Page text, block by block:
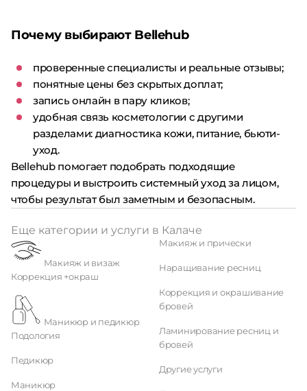
Почему выбирают Bellehub
проверенные специалисты и реальные отзывы;
понятные цены без скрытых доплат;
запись онлайн в пару кликов;
удобная связь косметологии с другими
разделами: диагностика кожи, питание, бьюти-
уход.
Bellehub помогает подобрать подходящие
процедуры и выстроить системный уход за лицом,
чтобы результат был заметным и безопасным.
Еще категории и услуги в Калаче
Макияж и визаж
Коррекция +окраш
Маникюр и педикюр
Подология
Педикюр
Маникюр
Макияж и прически
Наращивание ресниц
Коррекция и окрашивание
бровей
Ламинирование ресниц и
бровей
Другие услуги